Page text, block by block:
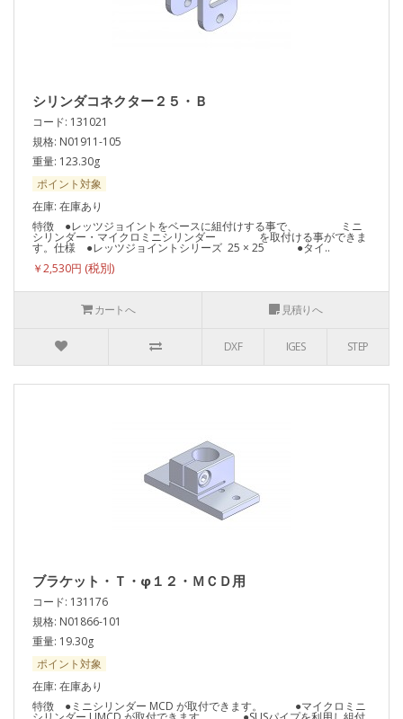
シリンダコネクター２５・Ｂ
コード: 131021
規格: N01911-105
重量: 123.30g
ポイント対象
在庫: 在庫あり
特徴 ●レッツジョイントをベースに組付けする事で、 ミニ
シリンダー・マイクロミニシリンダー を取付ける事ができま
す。仕様 ●レッツジョイントシリーズ 25 × 25 ●タイ..
￥2,530円
カートへ 見積りへ
DXF IGES STEP
ブラケット・Ｔ・φ１２・ＭＣＤ用
コード: 131176
規格: N01866-101
重量: 19.30g
ポイント対象
在庫: 在庫あり
特徴 ●ミニシリンダー MCD が取付できます。 ●マイクロミニ